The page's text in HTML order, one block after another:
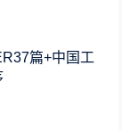
篇+中国工